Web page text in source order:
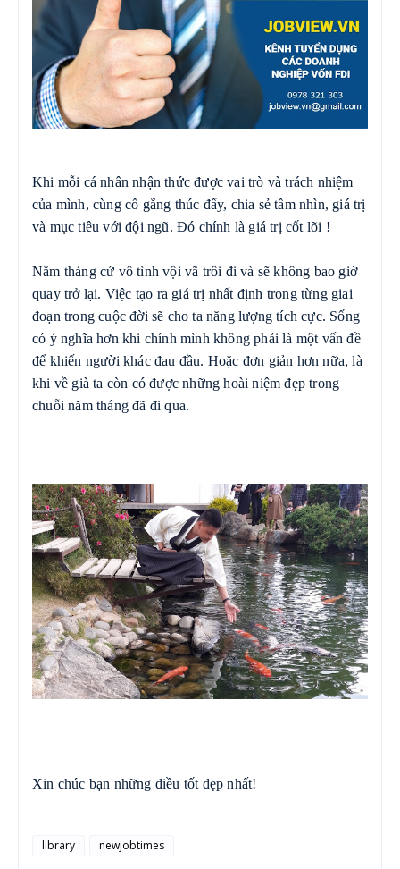
Khi mỗi cá nhân nhận thức được vai trò và trách nhiệm
của mình, cùng cố gắng thúc đẩy, chia sẻ tầm nhìn, giá trị
và mục tiêu với đội ngũ. Đó chính là giá trị cốt lõi !
Năm tháng cứ vô tìnhvội vã trôi đi và sẽ không bao giờ
quay trở lại. Việc tạo ra giá trị nhất định trong từng giai
đoạn trong cuộc đời sẽ cho ta năng lượng tích cực. Sống
có ý nghĩa hơn khi chính mình không phải là một vấn đề
để khiến người khác đau đầu. Hoặc đơn giản hơn nữa, là
khi về già ta còn có được những hoài niệm đẹp trong
chuỗi năm tháng đã đi qua.
Xin chúc bạn những điều tốt đẹp nhất!
library newjobtimes